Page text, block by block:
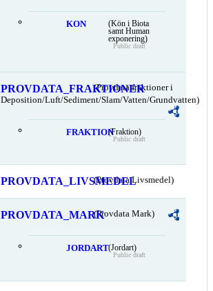
KON
(Kön i Biota
samt Human
exponering)
Public draft
PROVDATA_FRAKTIONER
(Provdata fraktioner i
Deposition/Luft/Sediment/Slam/Vatten/Grundvatten)
FRAKTION(Fraktion)
Public draft
PROVDATA_LIVSMEDEL
(Provdata Livsmedel)
PROVDATA_MARK(Provdata Mark)
JORDART(Jordart)
Public draft